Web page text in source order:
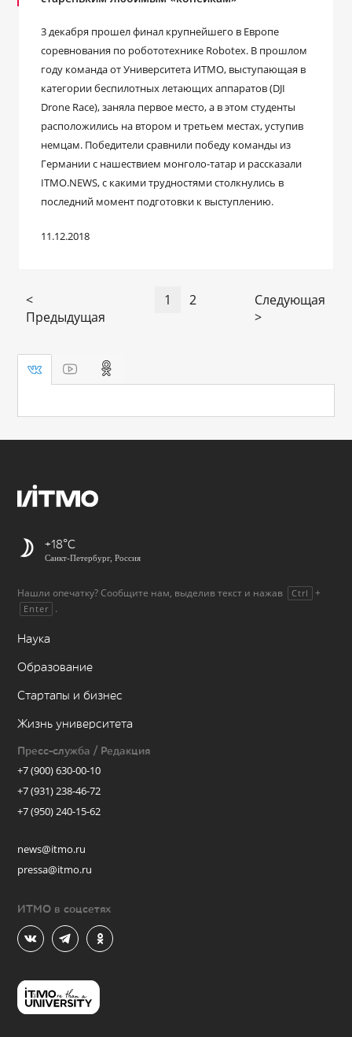
3 декабря прошел финал крупнейшего в Европе
соревнования по робототехнике Robotex. В прошлом
году команда от Университета ИТМО, выступающая в
категории беспилотных летающих аппаратов (DJI
Drone Race), заняла первое место, а в этом студенты
расположились на втором и третьем местах, уступив
немцам. Победители сравнили победу команды из
Германии с нашествием монголо-татар и рассказали
ITMO.NEWS, с какими трудностями столкнулись в
последний момент подготовки к выступлению.
11.12.2018
<
Предыдущая
1 2
Следующая
>
+18
Санкт-Петербург, Россия
Нашли опечатку? Сообщите нам, выделив текст и нажав Ctrl +
Enter .
Наука
Образование
Стартапы и бизнес
Жизнь университета
Пресс-служба / Редакция
+7 (900) 630-00-10
+7 (931) 238-46-72
+7 (950) 240-15-62
news@itmo.ru
pressa@itmo.ru
ИТМО в соцсетях